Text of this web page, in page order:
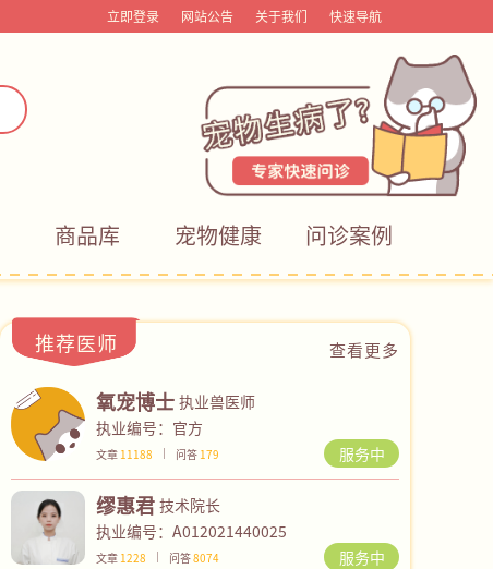
立即登录 网站公告 关于我们 快速导航
商品库 宠物健康 问诊案例
推荐医师 查看更多
氧宠博士 执业兽医师
执业编号：官方
文章 11188 问答 179 服务中
缪惠君 技术院长
执业编号：A012021440025
文章 1228 问答8074 服务中